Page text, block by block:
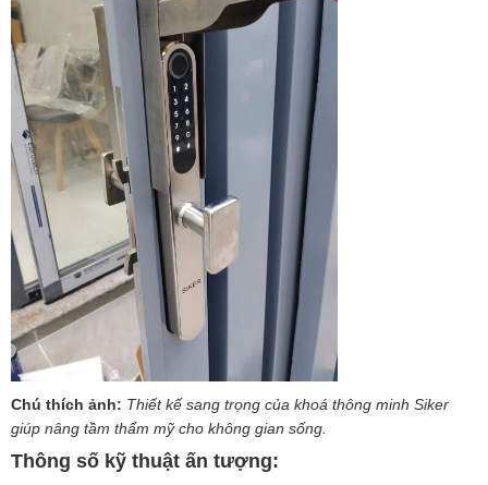
Chú thích ảnh: Thiết kế sang trọng của khoá thông minh Siker
giúp nâng tầm thẩm mỹ cho không gian sống.
Thông số kỹ thuật ấn tượng: